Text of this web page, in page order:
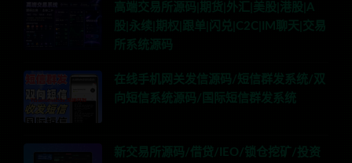
高端交易所源码|期货|外汇|美股|港股|A
股|永续|期权|跟单|闪兑|C2C|IM聊天|交易
所系统源码
在线手机网关发信源码/短信群发系统/双
向短信系统源码/国际短信群发系统
新交易所源码/借贷/IEO/锁仓挖矿/投资